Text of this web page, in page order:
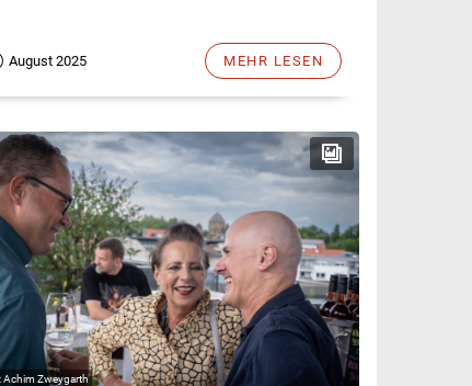
August 2025 MEHR LESEN
Achim Zweygarth